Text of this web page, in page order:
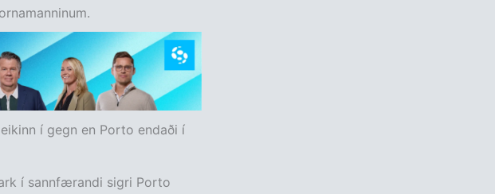
í gegn en Porto endaði í
í sannfærandi sigri Porto